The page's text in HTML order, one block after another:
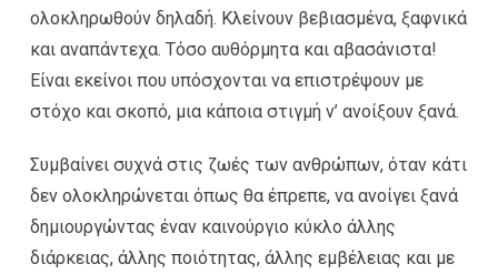
ολοκληρωθούν δηλαδή. Κλείνουν βεβιασμένα, ξαφνικά
και αναπάντεχα. Τόσο αυθόρμητα και αβασάνιστα!
Είναι εκείνοι που υπόσχονται να επιστρέψουν με
στόχο και σκοπό, μια κάποια στιγμή ν’ ανοίξουν ξανά.
Συμβαίνει συχνά στις ζωές των ανθρώπων, όταν κάτι
δεν ολοκληρώνεται όπως θα έπρεπε, να ανοίγει ξανά
δημιουργώντας έναν καινούργιο κύκλο άλλης
διάρκειας, άλλης ποιότητας, άλλης εμβέλειας και με